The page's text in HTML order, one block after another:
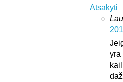
Atsakyti
yra